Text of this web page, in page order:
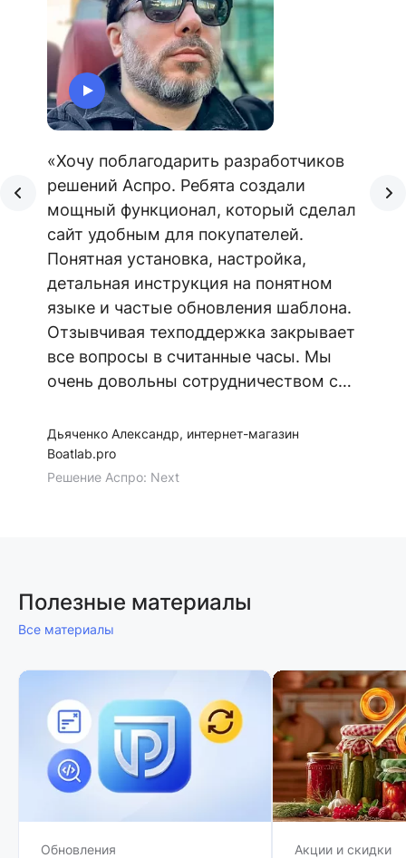
«Хочу поблагодарить разработчиков
решений Аспро. Ребята создали
мощный функционал, который сделал
сайт удобным для покупателей.
Понятная установка, настройка,
детальная инструкция на понятном
языке и частые обновления шаблона.
Отзывчивая техподдержка закрывает
все вопросы в считанные часы. Мы
очень довольны сотрудничеством с
под килем!»
Дьяченко Александр, интернет-магазин
Boatlab.pro
Решение Аспро: Next
Полезные материалы
Все материалы
Обновления Акции и скидки